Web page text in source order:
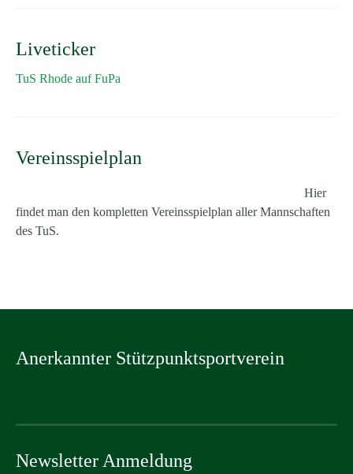
Liveticker
TuS Rhode auf FuPa
Vereinsspielplan
Hier
findet man den kompletten Vereinsspielplan aller Mannschaften
des TuS.
Anerkannter Stützpunktsportverein
Newsletter Anmeldung